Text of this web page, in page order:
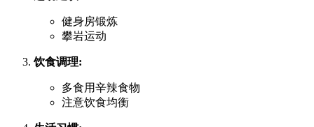
健身房锻炼
攀岩运动
饮食调理:
多食用辛辣食物
注意饮食均衡